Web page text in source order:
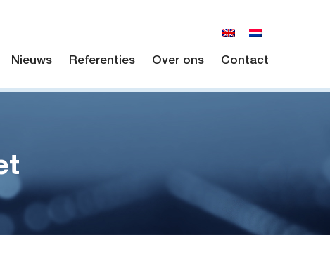
Nieuws Referenties Over ons Contact